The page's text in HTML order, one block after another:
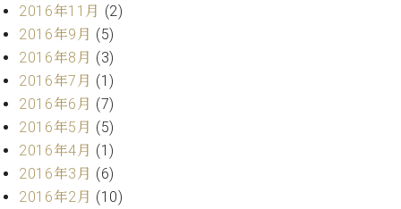
タ
イ
ン
デ
ジ
タ
ル)
ン
ト
情
報
八
王
工
房
ブ
2016年11月 (2)
2016年9月 (5)
2016年8月 (3)
2016年7月 (1)
2016年6月 (7)
2016年5月 (5)
2016年4月 (1)
2016年3月 (6)
2016年2月 (10)